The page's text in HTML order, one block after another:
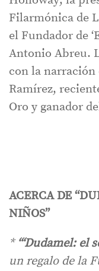
Filarmónica de
el Fundador de
Antonio Abreu.
con la narración
Ramírez,
Oro y ganador
ACERCA DE
NIÑOS”
*“‘Dudamel: el
un regalo de la